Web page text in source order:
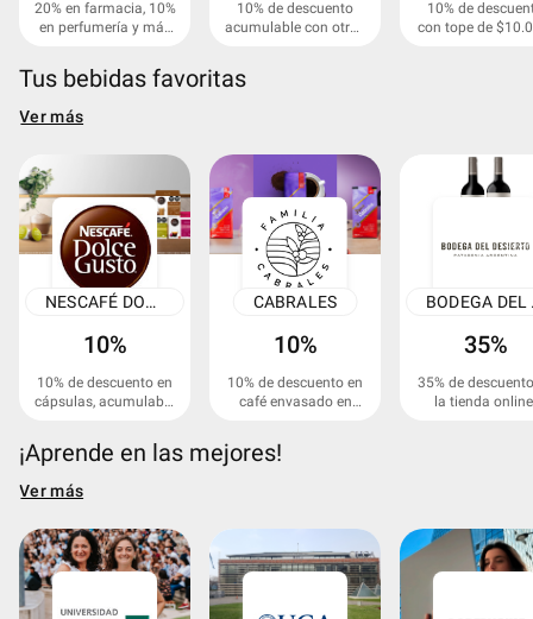
20% en farmacia, 10%
en perfumería y más
10% de descuento
acumulable con otras
10% de
con tope de
Tus bebidas favoritas
Ver más
NESCAFÉ DOLCE GUSTO
10%
10% de descuento en
cápsulas, acumulable
promociones.
CABRALES
10%
10% de descuento en
café envasado en
35%
35% de
la tienda
¡Aprende en las mejores!
Ver más